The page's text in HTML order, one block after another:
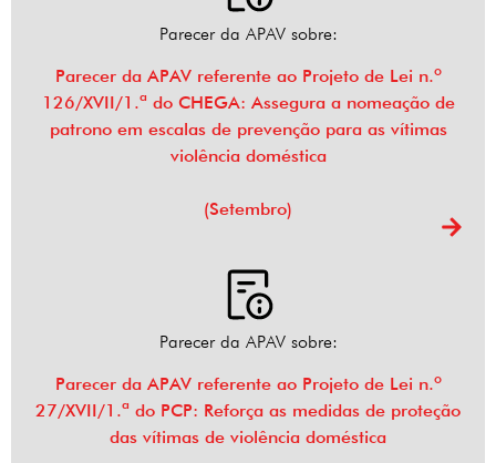
Parecer da APAV sobre:
Parecer da APAV referente ao Projeto de Lei n.º
126/XVII/1.ª do CHEGA: Assegura a nomeação de
patrono em escalas de prevenção para as vítimas
violência doméstica
(Setembro)
Parecer da APAV sobre:
Parecer da APAV referente ao Projeto de Lei n.º
27/XVII/1.ª do PCP: Reforça as medidas de proteção
das vítimas de violência doméstica